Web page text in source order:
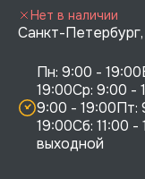
Санкт-
Пн: 9:00 -
19:00Ср: 9:00 -
9:00 - 19:00Пт:
19:00Сб: 11:00 -
выходной
Нет в наличии